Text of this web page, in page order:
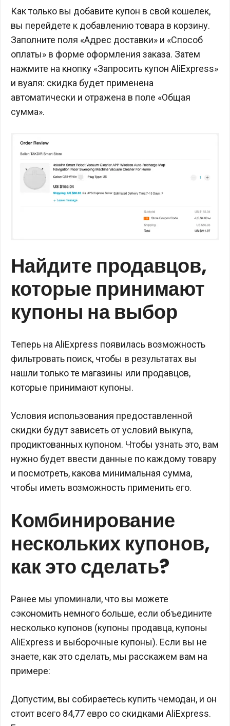
Как только вы добавите купон в свой кошелек,
вы перейдете к добавлению товара в корзину.
Заполните поля «Адрес доставки» и «Способ
оплаты» в форме оформления заказа. Затем
нажмите на кнопку «Запросить купон AliExpress»
и вуаля: скидка будет применена
автоматически и отражена в поле «Общая
сумма».
Найдите продавцов,
которые принимают
купоны на выбор
Теперь на AliExpress появилась возможность
фильтровать поиск, чтобы в результатах вы
нашли только те магазины или продавцов,
которые принимают купоны.
Условия использования предоставленной
скидки будут зависеть от условий выкупа,
продиктованных купоном. Чтобы узнать это, вам
нужно будет ввести данные по каждому товару
и посмотреть, какова минимальная сумма,
чтобы иметь возможность применить его.
Комбинирование
нескольких купонов,
как это сделать?
Ранее мы упоминали, что вы можете
сэкономить немного больше, если объедините
несколько купонов (купоны продавца, купоны
AliExpress и выборочные купоны). Если вы не
знаете, как это сделать, мы расскажем вам на
примере:
Допустим, вы собираетесь купить чемодан, и он
стоит всего 84,77 евро со скидками AliExpress.